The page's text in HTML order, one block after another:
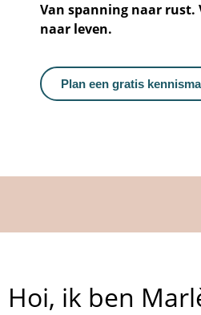
Van spanning naar rust.
naar leven.
Plan een gratis
Hoi, ik ben